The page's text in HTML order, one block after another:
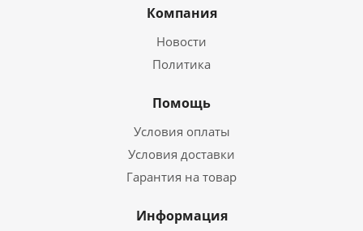
Компания
Новости
Политика
Помощь
Условия оплаты
Условия доставки
Гарантия на товар
Информация